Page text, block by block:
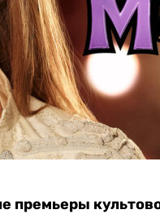
премьеры